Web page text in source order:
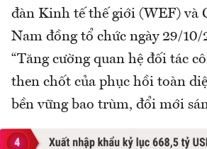
đàn Kinh tế thế giới (WEF) và
Nam đồng tổ chức ngày 29/10/
“Tăng cường quan hệ đối tác
then chốt của phục hồi toàn
bền vững bao trùm, đổi mới